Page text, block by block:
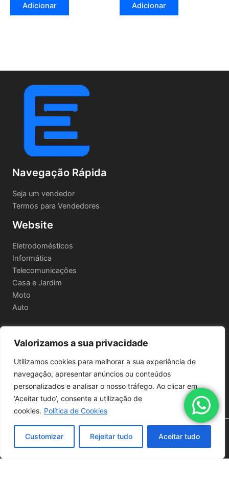
Valorizamos a sua privacidade
Utilizamos cookies para melhorar a sua experiência de
navegação, apresentar anúncios ou conteúdos
personalizados e analisar o nosso tráfego. Ao clicar em
‘Aceitar tudo’, consente a utilização de
cookies. Política de Cookies
Customizar Rejeitar tudo Aceitar tudo
Adicionar Adicionar
Navegação Rápida
Seja um vendedor
Termos para Vendedores
Website
Eletrodomésticos
Informática
Telecomunicações
Casa e Jardim
Moto
Auto
Informações Legais
Política de privacidade
Termos e Condições
Política de Envio e Devoluções
Copyright © 2026 | Powered byAstra WordPress Theme